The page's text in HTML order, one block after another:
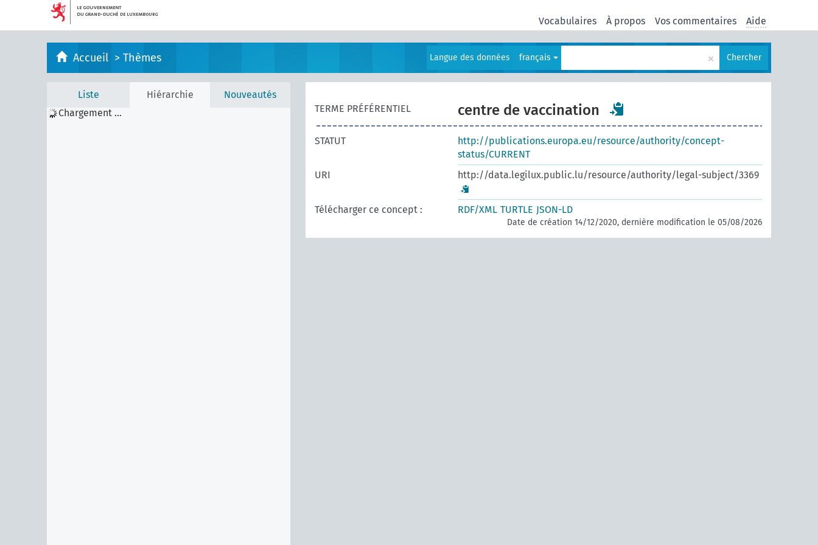
Vocabulaires À propos Vos commentaires Aide
Accueil > Thèmes Langue des données français × Chercher
Liste Hiérarchie
Nouveautés
Chargement ...
TERME PRÉFÉRENTIEL centre de vaccination
STATUT
http://publications.europa.eu/resource/authority/concept-
status/CURRENT
URI
http://data.legilux.public.lu/resource/authority/legal-subject/3369
Télécharger ce concept : RDF/XML TURTLE JSON-LD
Date de création 14/12/2020, dernière modification le 05/08/2026